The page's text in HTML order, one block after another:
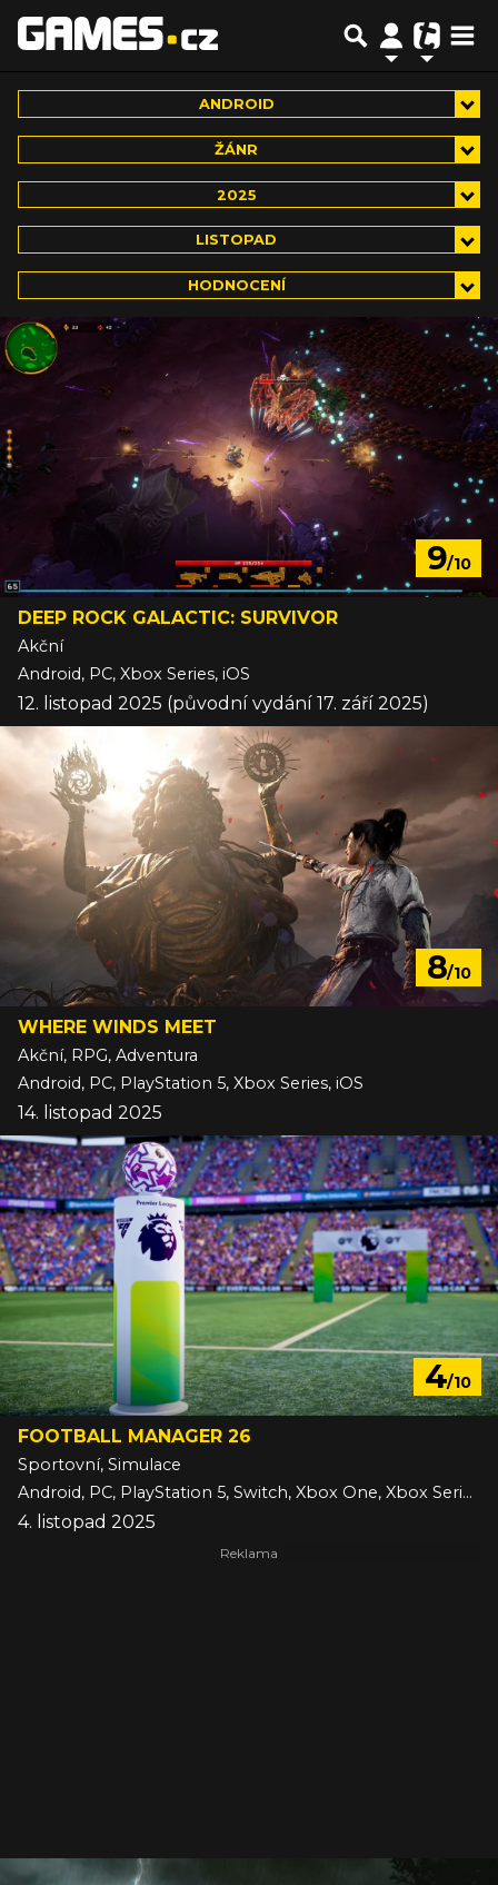
ANDROID
ŽÁNR
2025
LISTOPAD
HODNOCENÍ
9/10
DEEP ROCK GALACTIC: SURVIVOR
Akční
Android, PC, Xbox Series, iOS
12. listopad 2025 (původní vydání 17. září 2025)
8/10
WHERE WINDS MEET
Akční, RPG, Adventura
Android, PC, PlayStation 5, Xbox Series, iOS
14. listopad 2025
4/10
FOOTBALL MANAGER 26
Sportovní, Simulace
Android, PC, PlayStation 5, Switch, Xbox One, Xbox Series, iOS
4. listopad 2025